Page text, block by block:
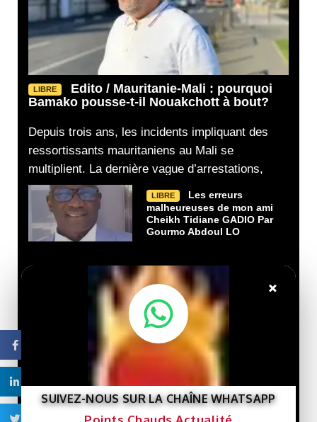
LIBRE
Edito / Mauritanie-Mali : pourquoi
Bamako pousse-t-il Nouakchott à bout?
Depuis trois ans, les incidents impliquant des
ressortissants mauritaniens au Mali se
multiplient. La dernière vague d’arrestations,
LIBRE
Les erreurs
malheureuses de mon ami
Cheikh Tidiane GADIO Par
Gourmo Abdoul LO
Droits de
l’homme : Ahmed Salem
Ould Bouhabini sonne
l’alarme sur un possible
déclassement de la CNDH
Rabat met en scène la
solidité de son partenariat
stratégique avec la
×
SUIVEZ-NOUS SUR LA CHAÎNE WHATSAPP